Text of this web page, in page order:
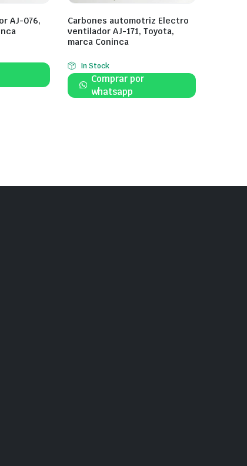
AJ-076,
Carbones automotriz Electro
ventilador AJ-171, Toyota,
marca Coninca
In Stock
Comprar por
whatsapp